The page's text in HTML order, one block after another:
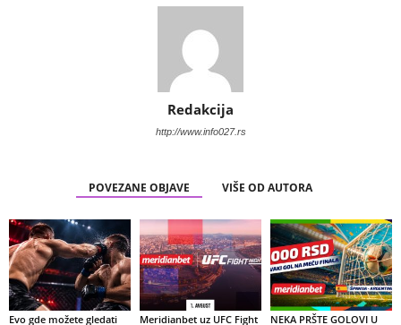
Redakcija
http://www.info027.rs
POVEZANE OBJAVE VIŠE OD AUTORA
Evo gde možete gledati
Meridianbet uz UFC Fight
NEKA PRŠTE GOLOVI U